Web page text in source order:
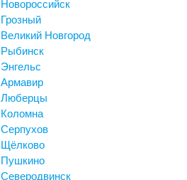
Новороссийск
Грозный
Великий Новгород
Рыбинск
Энгельс
Армавир
Люберцы
Коломна
Серпухов
Щёлково
Пушкино
Северодвинск